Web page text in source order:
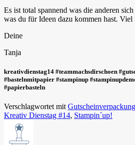
Es ist total spannend was die anderen
was du für Ideen dazu kommen hast. Viel
Deine
Tanja
kreativdienstag14 #teammachsdirschoen
#bastelnmitpapier #stampinup
#papierbasteln
Verschlagwortet mit Gutscheinverpackung
Kreativ Dienstag #14, Stampin´up!